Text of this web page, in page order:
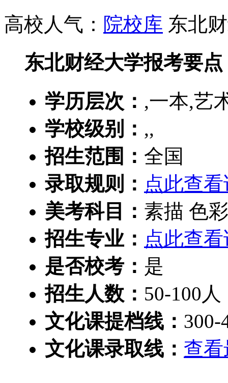
高校人气： 院校库 东北
东北财经大学报考要点
学历层次： ,一本,艺
学校级别： ,,
招生范围： 全国
录取规则： 点此查
美考科目： 素描 色
招生专业： 点此查
是否校考： 是
招生人数： 50-100人
文化课提档线： 300-
文化课录取线： 查